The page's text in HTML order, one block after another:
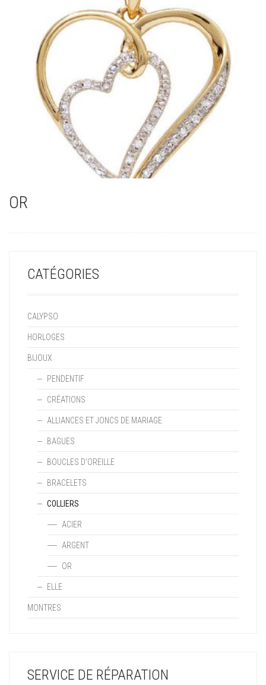
OR
CATÉGORIES
CALYPSO
HORLOGES
BIJOUX
PENDENTIF
CRÉATIONS
ALLIANCES ET JONCS DE MARIAGE
BAGUES
BOUCLES D'OREILLE
BRACELETS
COLLIERS
ACIER
ARGENT
OR
ELLE
MONTRES
SERVICE DE RÉPARATION